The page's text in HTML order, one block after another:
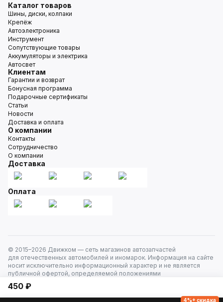
450 ₽
Каталог товаров
Шины, диски, колпаки
Крепёж
Автоэлектроника
Инструмент
Сопутствующие товары
Аккумуляторы и электрика
Автосвет
Клиентам
Гарантии и возврат
Бонусная программа
Подарочные сертификаты
Статьи
Новости
Доставка и оплата
О компании
Контакты
Сотрудничество
О компании
Доставка
Оплата
© 2015–2026 Движком — сеть магазинов автозапчастей
для отечественных автомобилей и иномарок. Информация на сайте
носит исключительно информационный характер и не является
публичной офертой, определяемой положениями
4%+ скидка